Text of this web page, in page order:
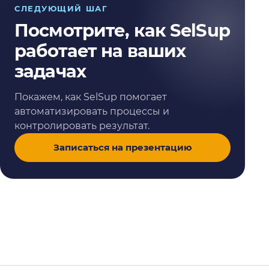
СЛЕДУЮЩИЙ ШАГ
Посмотрите, как SelSup
работает на ваших
задачах
Покажем, как SelSup помогает
автоматизировать процессы и
контролировать результат.
Записаться на презентацию